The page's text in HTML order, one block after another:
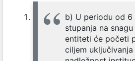
b) U periodu od 6
stupanja na
entiteti će početi
ciljem